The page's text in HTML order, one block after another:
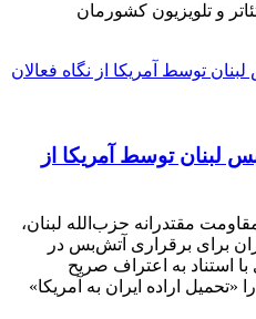
و تلویزیون کشورمان
توسط آمریکا از
مقتدرانه حزب‌الله لبنان،
برای برقراری آتش‌بس در
با استناد به اعتراف صریح
اراده ایران به آمریکا»